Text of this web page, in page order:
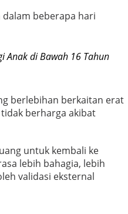
beberapa hari
Anak di Bawah 16 Tahun
berlebihan berkaitan erat
berharga akibat
untuk kembali ke
lebih bahagia, lebih
validasi eksternal